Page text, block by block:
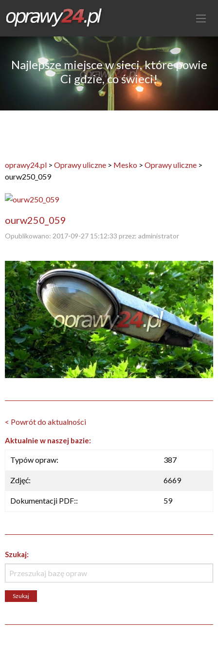
Najlepsze miejsce w sieci, które powie
Ci gdzie, co świeci!
oprawy24.pl > Oprawy uliczne > Mesko > Oprawy uliczne >
ourw250_059
ourw250_059
Opublikowano: 2017-09-27 15:12:33 przez: administrator
< Powrót do aktualności
Aktualnie w naszej bazie:
Typów opraw: 387
Zdjęć: 6669
Dokumentacji PDF:: 59
Szukaj: